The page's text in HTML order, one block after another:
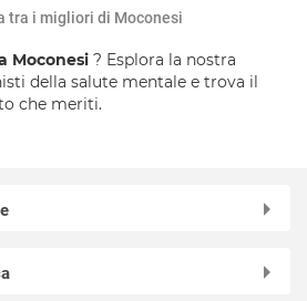
tra i migliori di Moconesi
Moconesi ? Esplora la nostra
della salute mentale e trova il
che meriti.